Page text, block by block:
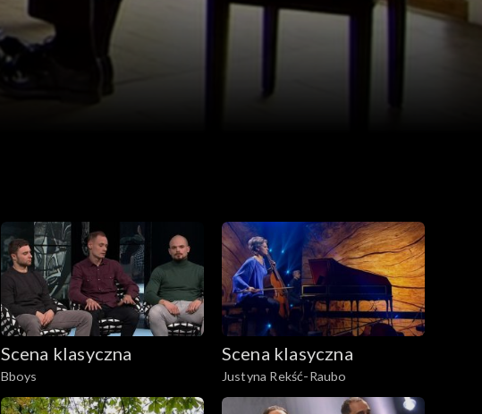
Scena klasyczna
Bboys
Scena klasyczna
Justyna Rekść-Raubo